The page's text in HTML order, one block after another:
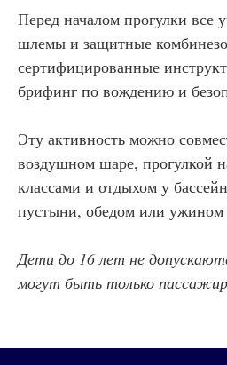
Перед началом прогулки все
шлемы и защитные
сертифицированные
брифинг по вождению и
Эту активность можно
воздушном шаре, прогулкой
классами и отдыхом у
пустыни, обедом или ужином
Дети до 16 лет не
могут быть только